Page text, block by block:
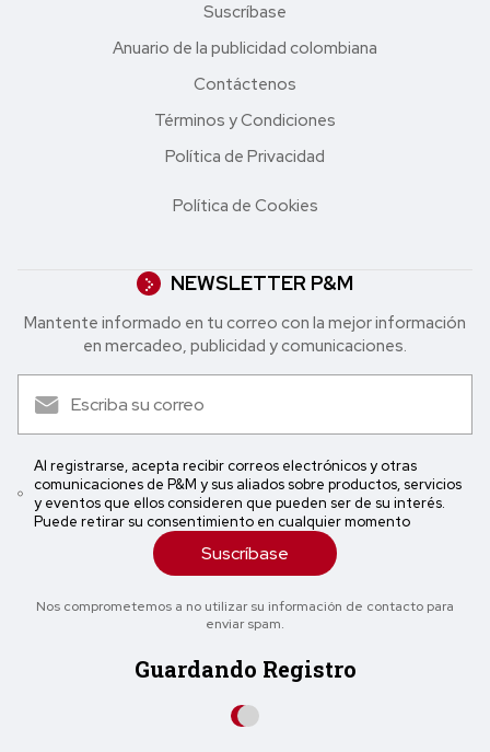
Suscríbase
Anuario de la publicidad colombiana
Contáctenos
Términos y Condiciones
Política de Privacidad
Política de Cookies
NEWSLETTER P&M
Mantente informado en tu correo con la mejor in formación
en mercadeo, publicidad y comunicaciones.
Al registrarse, acepta recibir correos electrónicos y otras
comunicaciones de P&M y sus aliados sobre productos, servicios
y eventos que ellos consideren que pueden ser de su interés.
Puede retirar su consentimiento en cualquier momento
Suscríbase
Nos comprometemos a no utilizar su información de contacto para
enviar spam.
Guardando Registro